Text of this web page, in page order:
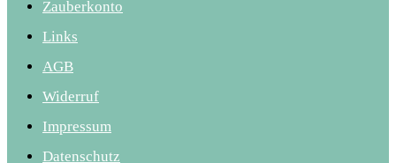
Zauberkonto
Links
AGB
Widerruf
Impressum
Datenschutz